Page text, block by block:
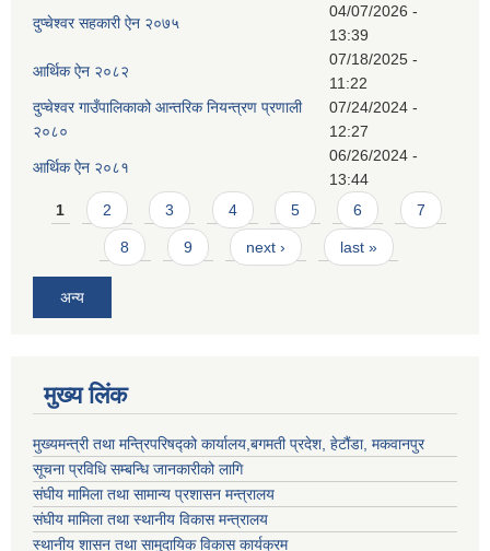
दुप्चेश्वर सहकारी ऐन २०७५
04/07/2026 -
13:39
आर्थिक ऐन २०८२
07/18/2025 -
11:22
दुप्चेश्वर गाउँपालिकाको आन्तरिक नियन्त्रण प्रणाली
२०८०
07/24/2024 -
12:27
आर्थिक ऐन २०८१
06/26/2024 -
13:44
Pages
1 2 3 4 5 6 7
8 9 next › last »
अन्य
मुख्य लिंक
मुख्यमन्त्री तथा मन्त्रिपरिषद्को कार्यालय,बगमती प्रदेश, हेटौंडा, मकवानपुर
सूचना प्रविधि सम्बन्धि जानकारीको लागि
संघीय मामिला तथा सामान्य प्रशासन मन्त्रालय
संघीय मामिला तथा स्थानीय विकास मन्त्रालय
स्थानीय शासन तथा सामुदायिक विकास कार्यक्रम